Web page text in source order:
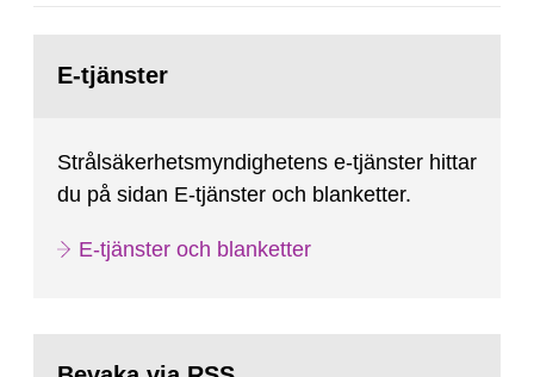
senast gällande...
sida:E-tjänster
Strålsäkerhetsmyndighetens e-tjänster hittar
du på sidan E-tjänster och blanketter.
E-tjänster och blanketter